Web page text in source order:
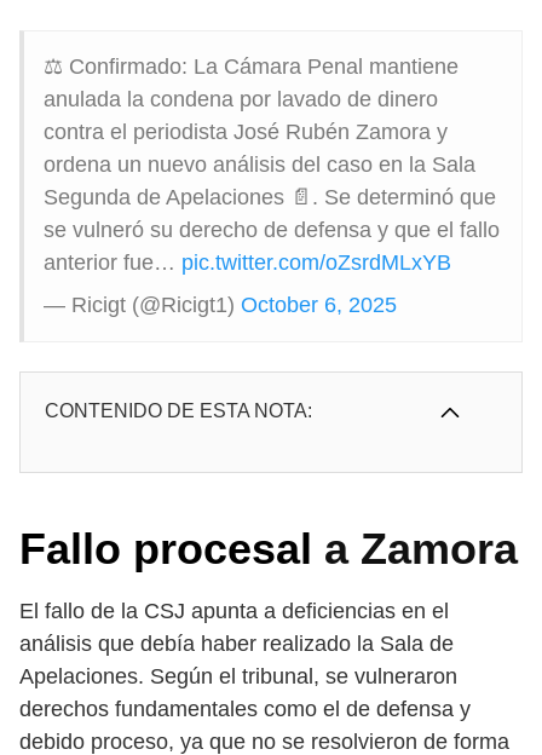
⚖️ Confirmado: La Cámara Penal mantiene
anulada la condena por lavado de dinero
contra el periodista José Rubén Zamora y
ordena un nuevo análisis del caso en la Sala
Segunda de Apelaciones 📄. Se determinó que
se vulneró su derecho de defensa y que el fallo
anterior fue… pic.twitter.com/oZsrdMLxYB
— Ricigt (@Ricigt1) October 6, 2025
CONTENIDO DE ESTA NOTA:
Fallo procesal a Zamora
El fallo de la CSJ apunta a deficiencias en el
análisis que debía haber realizado la Sala de
Apelaciones. Según el tribunal, se vulneraron
derechos fundamentales como el de defensa y
debido proceso, ya que no se resolvieron de forma